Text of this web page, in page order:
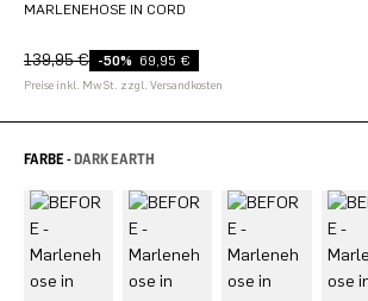
MARLENEHOSE IN CORD
139,95 € -50% 69,95 €
Preise inkl. MwSt. zzgl. Versandkosten
FARBE -DARK EARTH